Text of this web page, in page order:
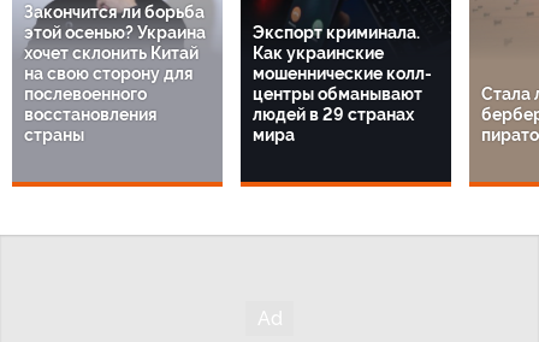
Закончится ли борьба
этой осенью? Украина
хочет склонить Китай
на свою сторону для
послевоенного
восстановления
страны
Экспорт криминала.
Как украинские
мошеннические колл-
центры обманывают
людей в 29 странах
мира
Стала